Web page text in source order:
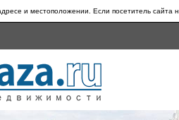
и местоположении. Если посетитель сайта